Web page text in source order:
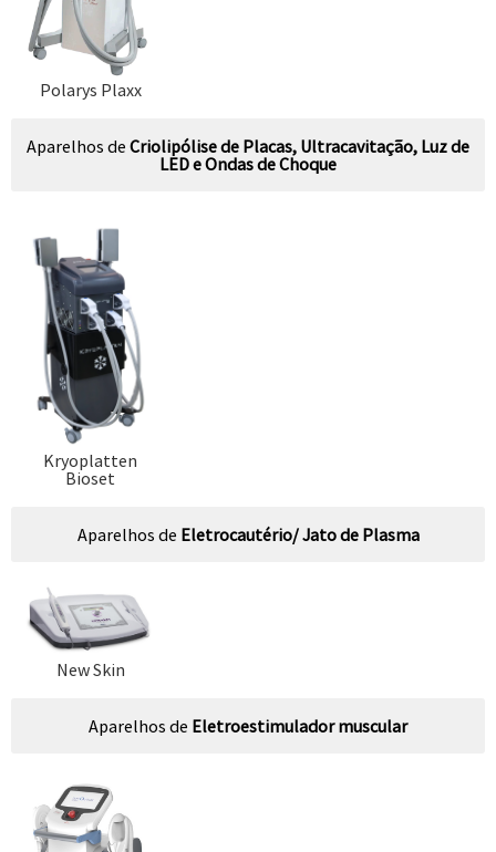
Polarys Plaxx
Aparelhos de Criolipólise de Placas, Ultracavitação, Luz de
LED e Ondas de Choque
Kryoplatten
Bioset
Aparelhos de Eletrocautério/ Jato de Plasma
New Skin
Aparelhos de Eletroestimulador muscular